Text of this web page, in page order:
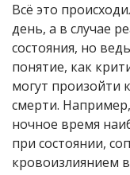
Всё это
день, а в случае
состояния, но
понятие, как
могут произойти
смерти.
ночное время
при состоянии,
кровоизлиянием